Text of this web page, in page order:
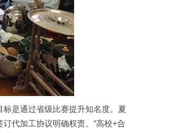
是通过省级比赛提升知名度。夏
代加工协议明确权责。 “高校+合